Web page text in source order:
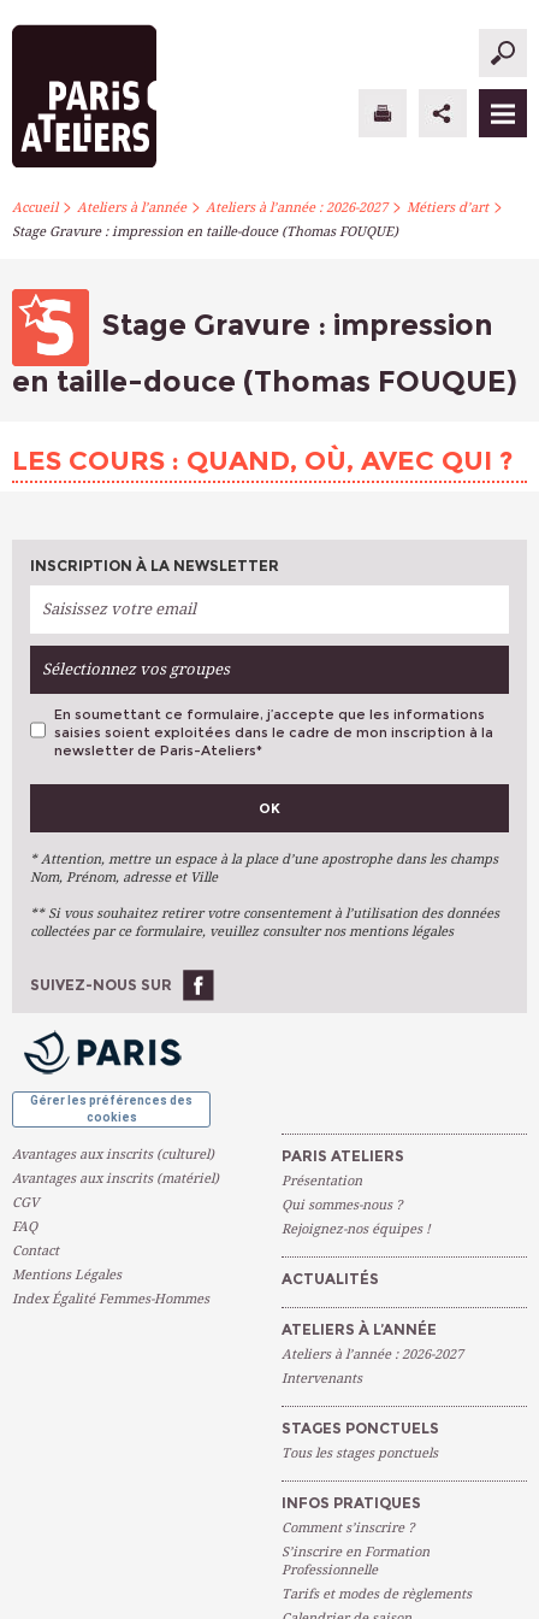
PARIS ATELIERS
ATELIERS À L’ANNÉE
STAGES PONCTUELS
S’INSCRIRE
Accueil> Ateliers à l’année> Ateliers à l’année : 2026-2027> Métiers d’art>
Stage Gravure : impression en taille-douce (Thomas FOUQUE)
Stage Gravure : impression
en taille-douce (Thomas FOUQUE)
LES COURS : QUAND, OÙ, AVEC QUI ?
INSCRIPTION À LA NEWSLETTER
Sélectionnez vos groupes
VOS PRÉFÉRENCES
Arts Plastiques
Arts Du Texte
Arts Numériques
Ateliers À L'année
En soumettant ce formulaire, j’accepte que les informations
saisies soient exploitées dans le cadre de mon inscription à la
newsletter de Paris-Ateliers*
OK
* Attention, mettre un espace à la place d’une apostrophe dans les champs
Nom, Prénom, adresse et Ville
** Si vous souhaitez retirer votre consentement à l’utilisation des données
collectées par ce formulaire, veuillez consulter nos mentions légales
SUIVEZ-NOUS SUR
Gérer les préférences des
cookies
Avantages aux inscrits (culturel)
Avantages aux inscrits (matériel)
CGV
FAQ
Contact
Mentions Légales
Index Égalité Femmes-Hommes
PARIS ATELIERS
Présentation
Qui sommes-nous ?
Rejoignez-nos équipes !
ACTUALITÉS
ATELIERS À L’ANNÉE
Ateliers à l’année : 2026-2027
Intervenants
STAGES PONCTUELS
Tous les stages ponctuels
INFOS PRATIQUES
Comment s’inscrire ?
S’inscrire en Formation
Professionnelle
Tarifs et modes de règlements